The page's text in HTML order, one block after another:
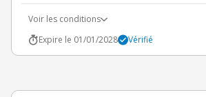
Voir les conditions
Expire le 01/01/2028
Vérifié